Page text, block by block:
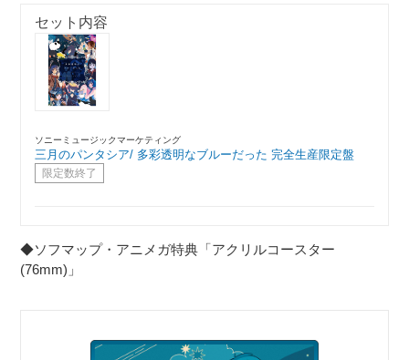
セット内容
ソニーミュージックマーケティング
三月のパンタシア/ 多彩透明なブルーだった 完全生産限定盤
限定数終了
◆ソフマップ・アニメガ特典「アクリルコースター
(76mm)」